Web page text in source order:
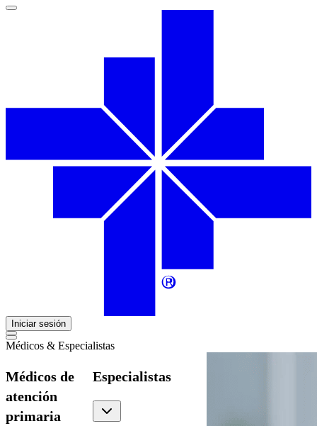
Iniciar sesión
Médicos & Especialistas
Médicos de
atención
primaria
Especialistas